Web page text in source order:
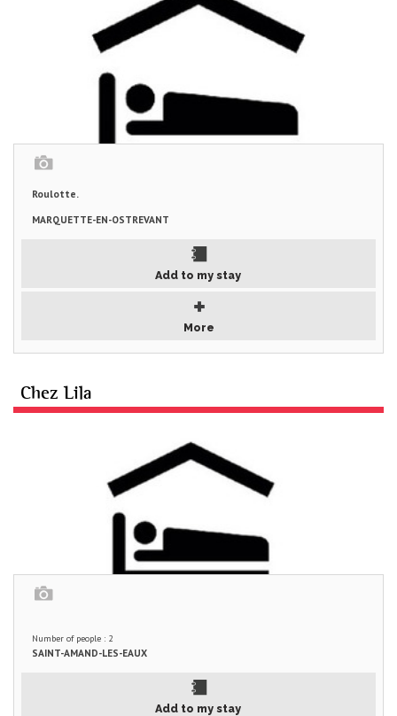
Roulotte.
MARQUETTE-EN-OSTREVANT
Add to my stay
More
Chez Lila
Number of people : 2
SAINT-AMAND-LES-EAUX
Add to my stay